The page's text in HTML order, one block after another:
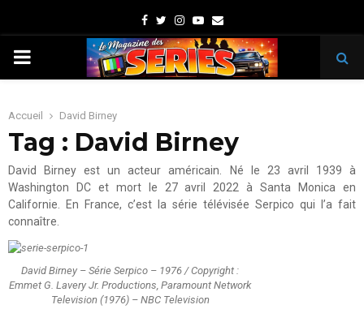
Facebook
TwitterInstagram
Youtube
Email
PRIMARY
Accueil David Birney
Tag : David Birney
David Birney est un acteur américain. Né le 23 avril 1939 à
Washington DC et mort le 27 avril 2022 à Santa Monica en
Californie. En France, c’est la série télévisée Serpico qui l’a fait
connaître.
David Birney – Série Serpico – 1976 / Copyright :
Emmet G. Lavery Jr. Productions, Paramount Network
Television (1976) – NBC Television